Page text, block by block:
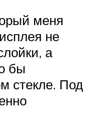
меня
не
а
бы
стекле. Под